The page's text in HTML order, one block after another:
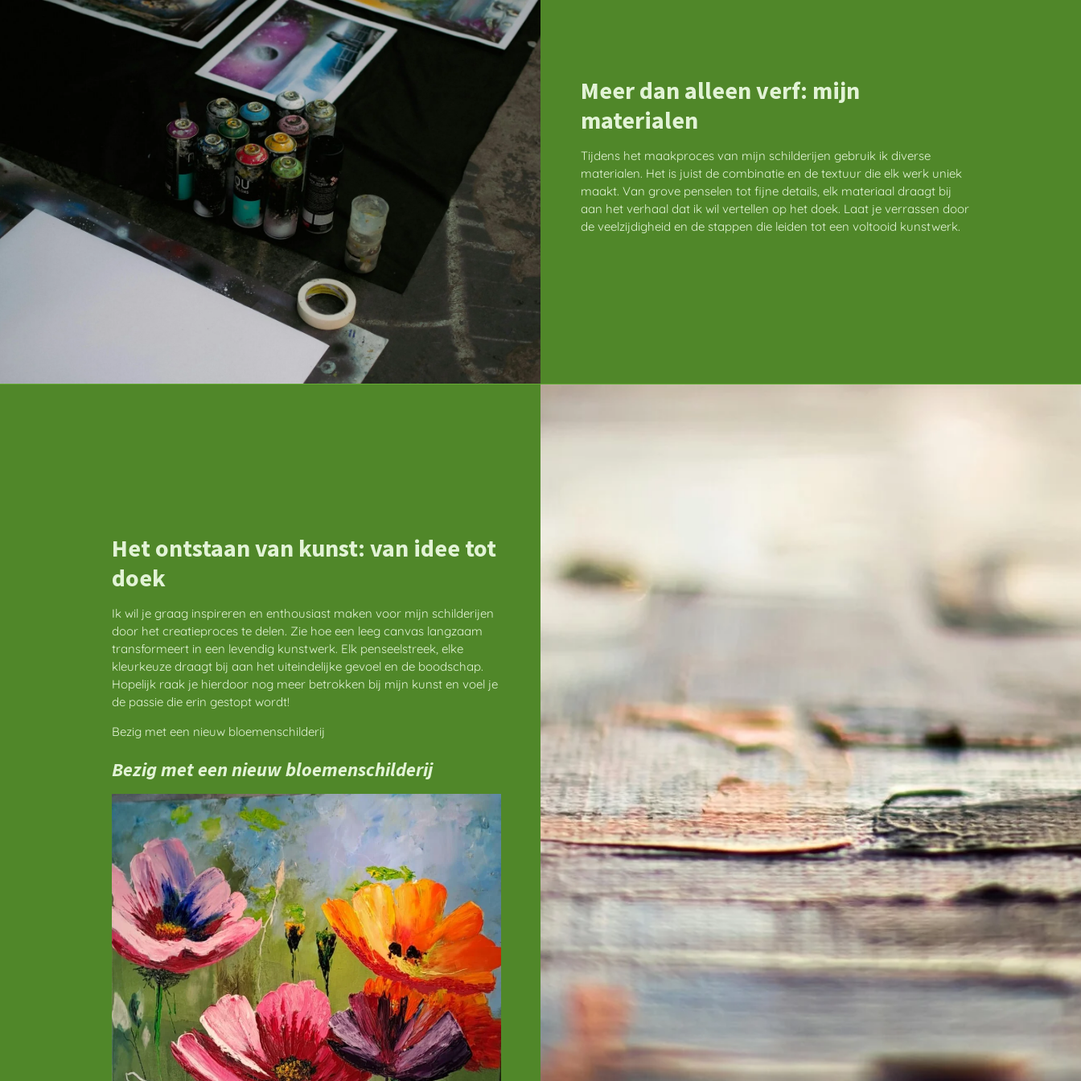
Meer dan alleen verf: mijn
materialen
Tijdens het maakproces van mijn schilderijen gebruik ik diverse
materialen. Het is juist de combinatie en de textuur die elk werk uniek
maakt. Van grove penselen tot fijne details, elk materiaal draagt bij
aan het verhaal dat ik wil vertellen op het doek. Laat je verrassen door
de veelzijdigheid en de stappen die leiden tot een voltooid kunstwerk.
Het ontstaan van kunst: van idee tot
doek
Ik wil je graag inspireren en enthousiast maken voor mijn schilderijen
door het creatieproces te delen. Zie hoe een leeg canvas langzaam
transformeert in een levendig kunstwerk. Elk penseelstreek, elke
kleurkeuze draagt bij aan het uiteindelijke gevoel en de boodschap.
Hopelijk raak je hierdoor nog meer betrokken bij mijn kunst en voel je
de passie die erin gestopt wordt!
Bezig met een nieuw bloemenschilderij
Bezig met een nieuw bloemenschilderij